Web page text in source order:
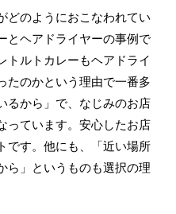
のようにおこなわれてい
とヘアドライヤーの事例で
トルトカレーもヘアドライ
たのかという理由で一番多
るから」で、なじみのお店
っています。安心したお店
です。他にも、「近い場所
ら」というものも選択の理